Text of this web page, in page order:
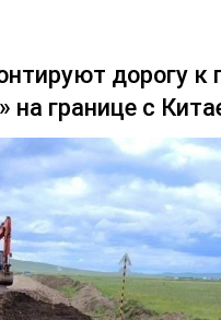
дорогу к
на границе с